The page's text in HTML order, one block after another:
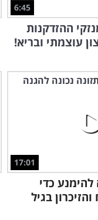
6:45
ההזדקנות
עוצמתי ובריא!
17:01
כדי
בגיל